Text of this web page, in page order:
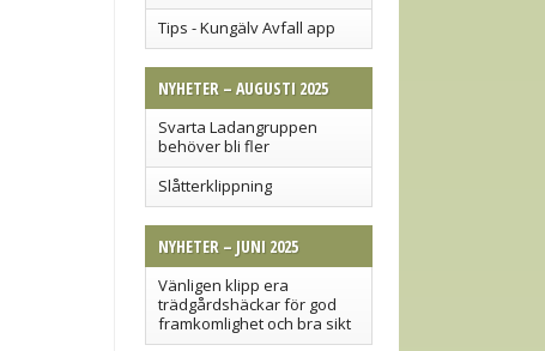
Tips - Kungälv Avfall app
NYHETER – AUGUSTI 2025
Svarta Ladangruppen
behöver bli fler
Slåtterklippning
NYHETER – JUNI 2025
Vänligen klipp era
trädgårdshäckar för god
framkomlighet och bra sikt